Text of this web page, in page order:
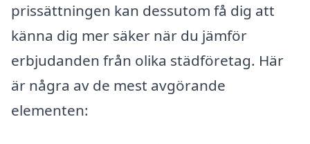
prissättningen kan dessutom få dig att
känna dig mer säker när du jämför
erbjudanden från olika städföretag. Här
är några av de mest avgörande
elementen: